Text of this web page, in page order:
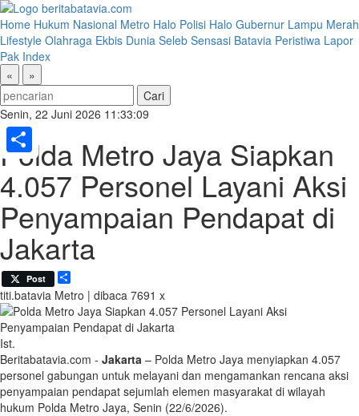
Home Hukum Nasional Metro Halo Polisi Halo Gubernur Lampu Merah
Lifestyle Olahraga Ekbis Dunia Seleb Sensasi Batavia Peristiwa Lapor
Pak Index
«
»
Senin, 22 Juni 2026 11:33:09
Polda Metro Jaya Siapkan
4.057 Personel Layani Aksi
Penyampaian Pendapat di
Jakarta
Post
titi.batavia Metro | dibaca 7691 x
Ist.
Beritabatavia.com - Jakarta – Polda Metro Jaya menyiapkan 4.057
personel gabungan untuk melayani dan mengamankan rencana aksi
penyampaian pendapat sejumlah elemen masyarakat di wilayah
hukum Polda Metro Jaya, Senin (22/6/2026).
Share